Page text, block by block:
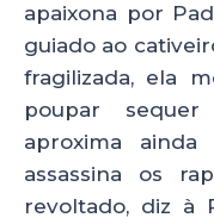
apaixona por
guiado ao
fragilizada, ela
poupar
aproxima
assassina os
revoltado, diz à